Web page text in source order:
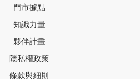
門市據點
知識力量
夥伴計畫
隱私權政策
條款與細則